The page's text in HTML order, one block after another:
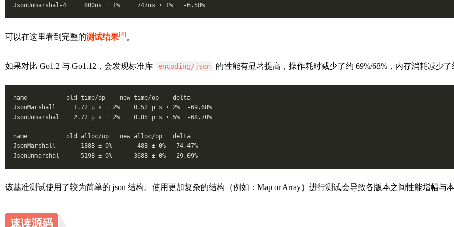
JsonUnmarshal-4     800ns ± 1%     747ns ± 1%   -6.58%
可以在这里看到完整的测试结果[4]。
如果对比 Go1.2 与 Go1.12，会发现标准库 encoding/json 的性能有显著提高，操作耗时减少了约 69%/68%，内存消耗减少了
name           old time/op    new time/op    delta
JsonMarshall     1.72 µ s ± 2%    0.52 µ s ± 2%  -69.68%
JsonUnmarshal    2.72 µ s ± 2%    0.85 µ s ± 5%  -68.70%
name           old alloc/op   new alloc/op   delta
JsonMarshall       188B ± 0%       48B ± 0%  -74.47%
JsonUnmarshal      519B ± 0%      368B ± 0%  -29.09%
该基准测试使用了较为简单的 json 结构。使用更加复杂的结构（例如：Map or Array）进行测试会导致各版本之间性能增幅与本
速读源码